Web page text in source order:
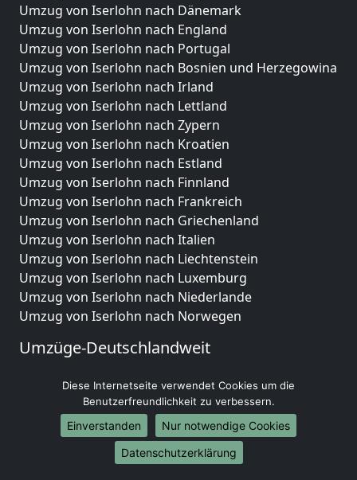
Umzug von Iserlohn nach Dänemark
Umzug von Iserlohn nach England
Umzug von Iserlohn nach Portugal
Umzug von Iserlohn nach Bosnien und Herzegowina
Umzug von Iserlohn nach Irland
Umzug von Iserlohn nach Lettland
Umzug von Iserlohn nach Zypern
Umzug von Iserlohn nach Kroatien
Umzug von Iserlohn nach Estland
Umzug von Iserlohn nach Finnland
Umzug von Iserlohn nach Frankreich
Umzug von Iserlohn nach Griechenland
Umzug von Iserlohn nach Italien
Umzug von Iserlohn nach Liechtenstein
Umzug von Iserlohn nach Luxemburg
Umzug von Iserlohn nach Niederlande
Umzug von Iserlohn nach Norwegen
Umzüge-Deutschlandweit
Umzug von Iserlohn nach Hamburg
Umzug von Iserlohn nach München
Umzug von Iserlohn nach Köln
Umzug von Iserlohn nach Frankfurt am Main
Umzug von Iserlohn nach Stuttgart
Diese Internetseite verwendet Cookies um die
Benutzerfreundlichkeit zu verbessern.
Einverstanden
Nur notwendige Cookies
Datenschutzerklärung